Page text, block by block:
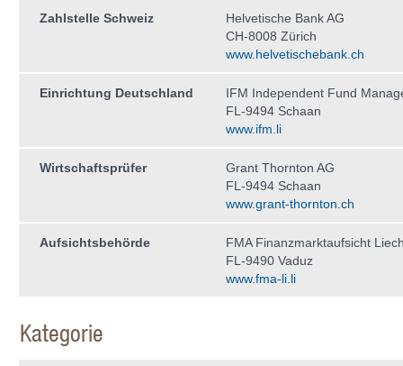
Zahlstelle Schweiz
Helvetische Bank AG
CH-8008 Zürich
www.helvetischebank.ch
Einrichtung Deutschland
IFM Independent Fund
FL-9494 Schaan
www.ifm.li
Wirtschaftsprüfer
Grant Thornton AG
FL-9494 Schaan
www.grant-thornton.ch
Aufsichtsbehörde
FMA Finanzmarktaufsicht
FL-9490 Vaduz
www.fma-li.li
Kategorie